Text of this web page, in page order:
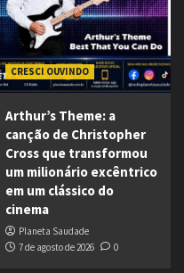
CRESCI OUVINDO
Arthur’s Theme: a
canção de Christopher
Cross que transformou
um milionário excêntrico
em um clássico do
cinema
Planeta Saudade
7 de agosto de 2026
0